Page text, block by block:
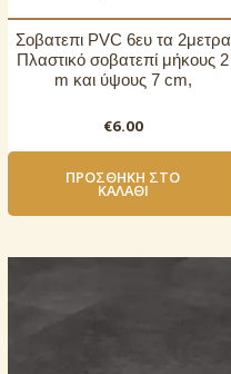
Σοβατεπι PVC 6ευ τα 2μετρα
Πλαστικό σοβατεπί μήκους 2
m και ύψους 7 cm,
€6.00
ΠΡΟΣΘΉΚΗ ΣΤΟ
ΚΑΛΆΘΙ